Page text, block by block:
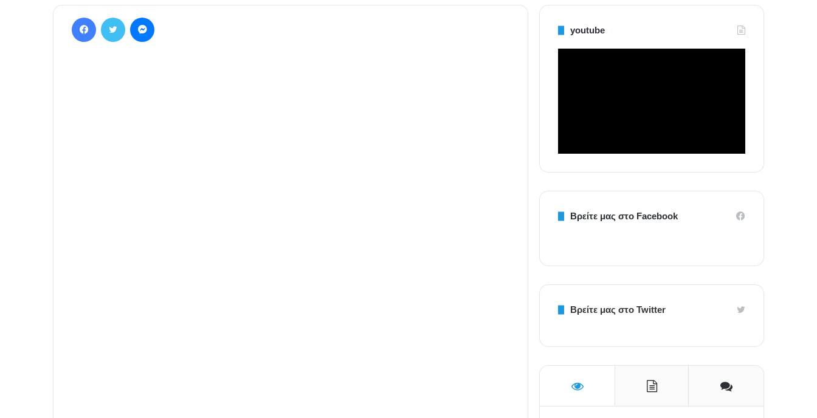
youtube
Βρείτε μας στο Facebook
Βρείτε μας στο Twitter